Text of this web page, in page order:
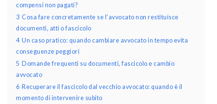
compensi non pagati?
3 Cosa fare concretamente se l’avvocato non restituisce
documenti, atti o fascicolo
4 Un caso pratico: quando cambiare avvocato in tempo evita
conseguenze peggiori
5 Domande frequenti su documenti, fascicolo e cambio
avvocato
6 Recuperare il fascicolo dal vecchio avvocato: quando è il
momento di intervenire subito